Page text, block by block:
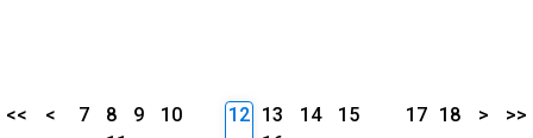
<< < 7 8 9
10
12 13 14
15
17 18 > >>